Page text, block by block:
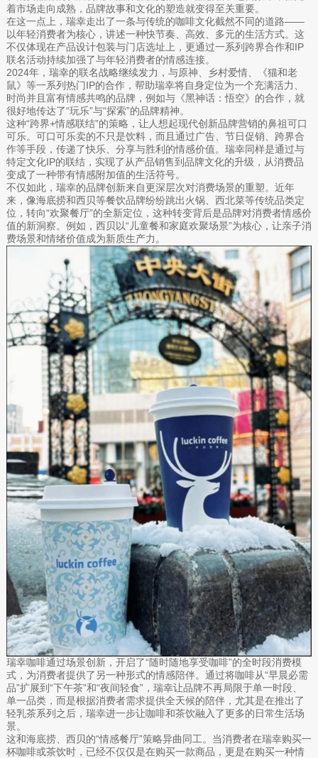
着市场走向成熟，品牌故事和文化的塑造就变得至关重要。
在这一点上，瑞幸走出了一条与传统的咖啡文化截然不同的道路——
以年轻消费者为核心，讲述一种快节奏、高效、多元的生活方式。这
不仅体现在产品设计包装与门店选址上，更通过一系列跨界合作和IP
联名活动持续加强了与年轻消费者的情感连接。
2024年，瑞幸的联名战略继续发力，与原神、乡村爱情、《猫和老
鼠》等一系列热门IP的合作，帮助瑞幸将自身定位为一个充满活力、
时尚并且富有情感共鸣的品牌，例如与《黑神话：悟空》的合作，就
很好地传达了“玩乐”与“探索”的品牌精神。
这种“跨界+情感联结”的策略，让人想起现代创新品牌营销的鼻祖可口
可乐。可口可乐卖的不只是饮料，而且通过广告、节日促销、跨界合
作等手段，传递了快乐、分享与胜利的情感价值。瑞幸同样是通过与
特定文化IP的联结，实现了从产品销售到品牌文化的升级，从消费品
变成了一种带有情感附加值的生活符号。
不仅如此，瑞幸的品牌创新来自更深层次对消费场景的重塑。近年
来，像海底捞和西贝等餐饮品牌纷纷跳出火锅、西北菜等传统品类定
位，转向“欢聚餐厅”的全新定位，这种转变背后是品牌对消费者情感价
值的新洞察。例如，西贝以“儿童餐和家庭欢聚场景”为核心，让亲子消
费场景和情绪价值成为新质生产力。
瑞幸咖啡通过场景创新，开启了“随时随地享受咖啡”的全时段消费模
式，为消费者提供了另一种形式的情感陪伴。通过将咖啡从“早晨必需
品”扩展到“下午茶”和“夜间轻食”，瑞幸让品牌不再局限于单一时段、
单一品类，而是根据消费者需求提供全天候的陪伴，尤其是在推出了
轻乳茶系列之后，瑞幸进一步让咖啡和茶饮融入了更多的日常生活场
景。
这和海底捞、西贝的“情感餐厅”策略异曲同工。当消费者在瑞幸购买一
杯咖啡或茶饮时，已经不仅仅是在购买一款商品，更是在购买一种情